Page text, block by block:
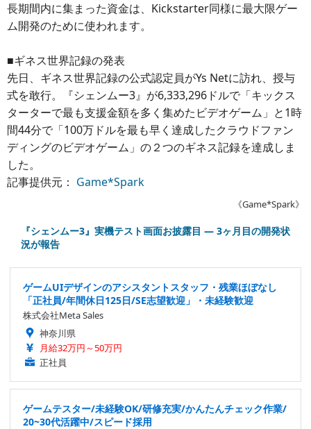
長期間内に集まった資金は、Kickstarter同様に最大限ゲー
ム開発のために使われます。
■ギネス世界記録の発表
先日、ギネス世界記録の公式認定員がYs Netに訪れ、授与
式を敢行。『シェンムー3』が6,333,296ドルで「キックス
ターターで最も支援金額を多く集めたビデオゲーム」と1時
間44分で「100万ドルを最も早く達成したクラウドファン
ディングのビデオゲーム」の２つのギネス記録を達成しま
した。
記事提供元： Game*Spark
《Game*Spark》
『シェンムー3』実機テスト画面お披露目 ― 3ヶ月目の開発状
況が報告
ゲームUIデザインのアシスタントスタッフ・残業ほぼなし
「正社員/年間休日125日/SE志望歓迎」・未経験歓迎
株式会社Meta Sales
神奈川県
月給32万円～50万円
正社員
ゲームテスター/未経験OK/研修充実/かんたんチェック作業/
20~30代活躍中/スピード採用